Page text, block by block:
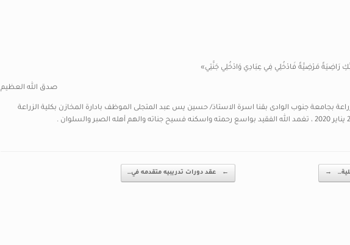
رَاضِيَةً مَرْضِيَّةً فَادْخُلِي فِي عِبَادِي وَادْخُلِي جَنَّتِي»
صدق الله العظيم
بجامعة جنوب الوادى بقنا اسرة الاستاذ/ حسين يس عبد المتجلى الموظف بادارة المخازن بكلية الزراعة
← عقد دورات تدريبيه متقدمه في… →